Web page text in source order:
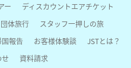
ー
ディスカウントエアチケット
団体旅行
スタッフ一押しの旅
国報告 お客様体験談
JSTとは？
資料請求